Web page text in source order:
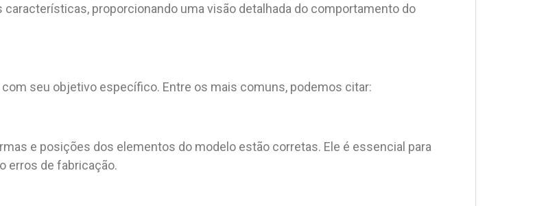
proporcionando uma visão detalhada do comportamento do
seu objetivo específico. Entre os mais comuns, podemos citar:
e posições dos elementos do modelo estão corretas. Ele é essencial para
erros de fabricação.